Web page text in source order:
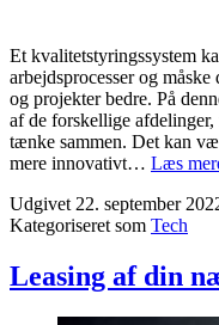
Et kvalitetstyringssystem
arbejdsprocesser og
og projekter bedre. På
af de forskellige
tænke sammen. Det kan
mere innovativt… Læs
Udgivet22. september
Kategoriseret som Tech
Leasing af din